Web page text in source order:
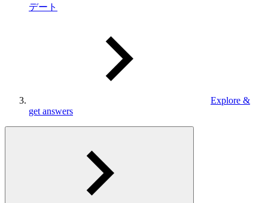
デート
Explore &
get answers